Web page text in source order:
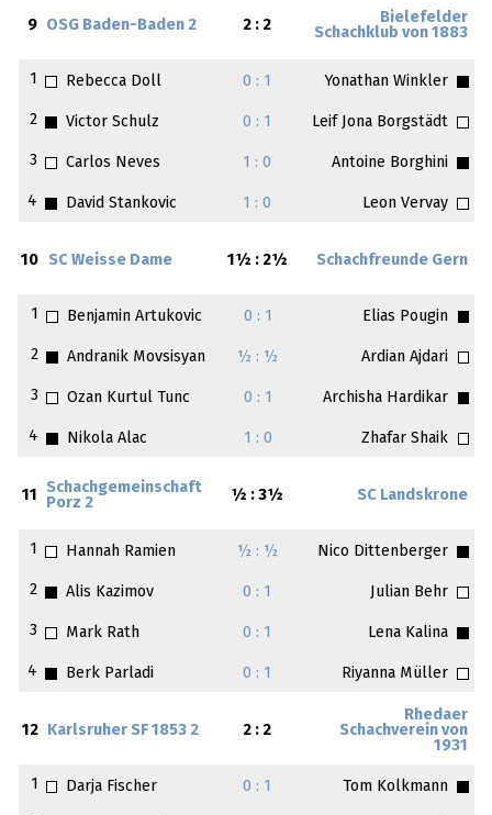
9 OSG Baden-Baden 2 2 : 2
Bielefelder
Schachklub von 1883
1 Rebecca Doll 0 : 1 Yonathan Winkler
2 Victor Schulz 0 : 1 Leif Jona Borgstädt
3 Carlos Neves 1 : 0 Antoine Borghini
4 David Stankovic 1 : 0 Leon Vervay
10 SC Weisse Dame 1½ : 2½ Schachfreunde Gern
1 Benjamin Artukovic 0 : 1 Elias Pougin
2 Andranik Movsisyan ½ : ½ Ardian Ajdari
3 Ozan Kurtul Tunc 0 : 1 Archisha Hardikar
4 Nikola Alac 1 : 0 Zhafar Shaik
11
Schachgemeinschaft
Porz 2
½ : 3½ SC Landskrone
1 Hannah Ramien ½ : ½ Nico Dittenberger
2 Alis Kazimov 0 : 1 Julian Behr
3 Mark Rath 0 : 1 Lena Kalina
4 Berk Parladi 0 : 1 Riyanna Müller
12 Karlsruher SF 1853 2 2 : 2
Rhedaer
Schachverein von
1931
1 Darja Fischer 0 : 1 Tom Kolkmann